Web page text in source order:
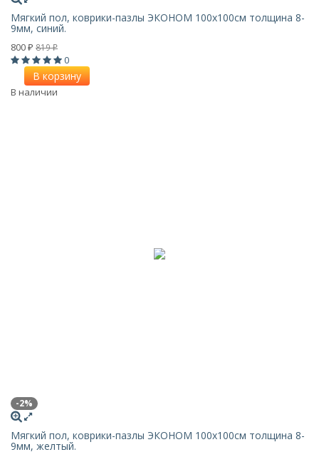
Мягкий пол, коврики-пазлы ЭКОНОМ 100х100см толщина 8-
9мм, синий.
800 ₽ 819₽
0
В корзину
В наличии
-2%
Мягкий пол, коврики-пазлы ЭКОНОМ 100х100см толщина 8-
9мм, желтый.